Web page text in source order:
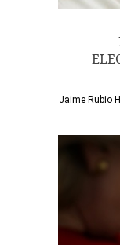
Jaime Rubio